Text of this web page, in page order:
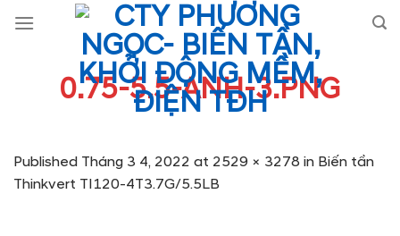
0.75-5.5-ANH-3.PNG
Published Tháng 3 4, 2022 at 2529 × 3278 in Biến tần
Thinkvert TI120-4T3.7G/5.5LB